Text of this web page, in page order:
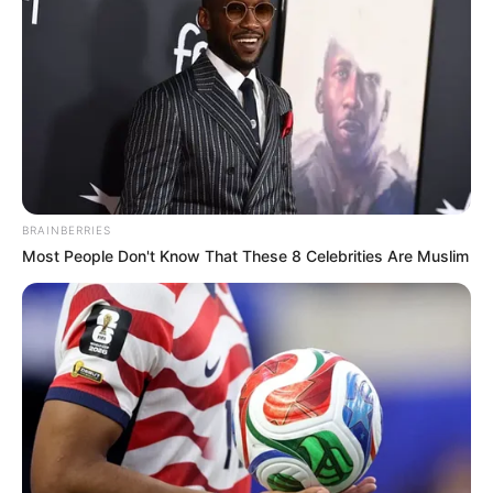
reciclados:
Tambor de lata
Chocalho de garrafa plástica
Violão de caixa de sapato
Flauta de canudo
Maracas de rolo de papel higiênico
Pandeiro de tampinhas de garrafa
Baqueta de lápis
Kalimba de garfo
Tambor de balde de plástico
Guiro de garrafa de vidro
BRAINBERRIES
Most People Don't Know That These 8 Celebrities Are Muslim